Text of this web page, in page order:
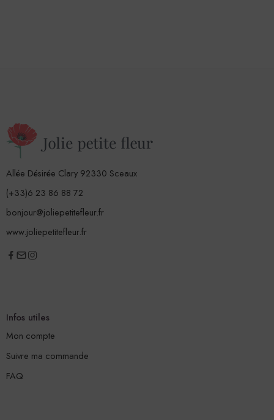
Allée Désirée Clary 92330 Sceaux
(+33)6 23 86 88 72
bonjour@joliepetitefleur.fr
www.joliepetitefleur.fr
Infos utiles
Mon compte
Suivre ma commande
FAQ